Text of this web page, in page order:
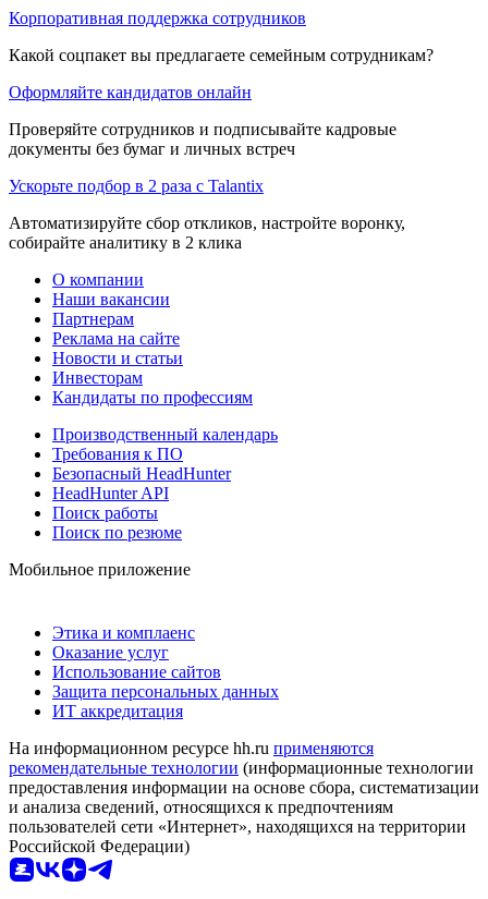
Корпоративная поддержка сотрудников
Какой соцпакет вы предлагаете семейным сотрудникам?
Оформляйте кандидатов онлайн
Проверяйте сотрудников и подписывайте кадровые
документы без бумаг и личных встреч
Ускорьте подбор в 2 раза с Talantix
Автоматизируйте сбор откликов, настройте воронку,
собирайте аналитику в 2 клика
О компании
Наши вакансии
Партнерам
Реклама на сайте
Новости и статьи
Инвесторам
Кандидаты по профессиям
Производственный календарь
Требования к ПО
Безопасный HeadHunter
HeadHunter API
Поиск работы
Поиск по резюме
Мобильное приложение
Этика и комплаенс
Оказание услуг
Использование сайтов
Защита персональных данных
ИТ аккредитация
На информационном ресурсе hh.ru применяются
рекомендательные технологии (информационные технологии
предоставления информации на основе сбора, систематизации
и анализа сведений, относящихся к предпочтениям
пользователей сети «Интернет», находящихся на территории
Российской Федерации)